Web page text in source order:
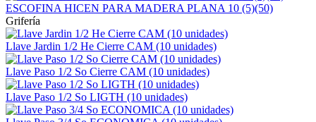
ESCOFINA HICEN PARA MADERA PLANA 10 (5)(50)
Grifería
Llave Jardin 1/2 He Cierre CAM (10 unidades)
Llave Paso 1/2 So Cierre CAM (10 unidades)
Llave Paso 1/2 So LIGTH (10 unidades)